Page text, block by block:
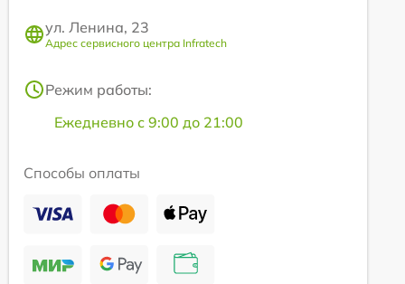
ул. Ленина, 23
Адрес сервисного центра Infratech
Режим работы:
Ежедневно с 9:00 до 21:00
Способы оплаты